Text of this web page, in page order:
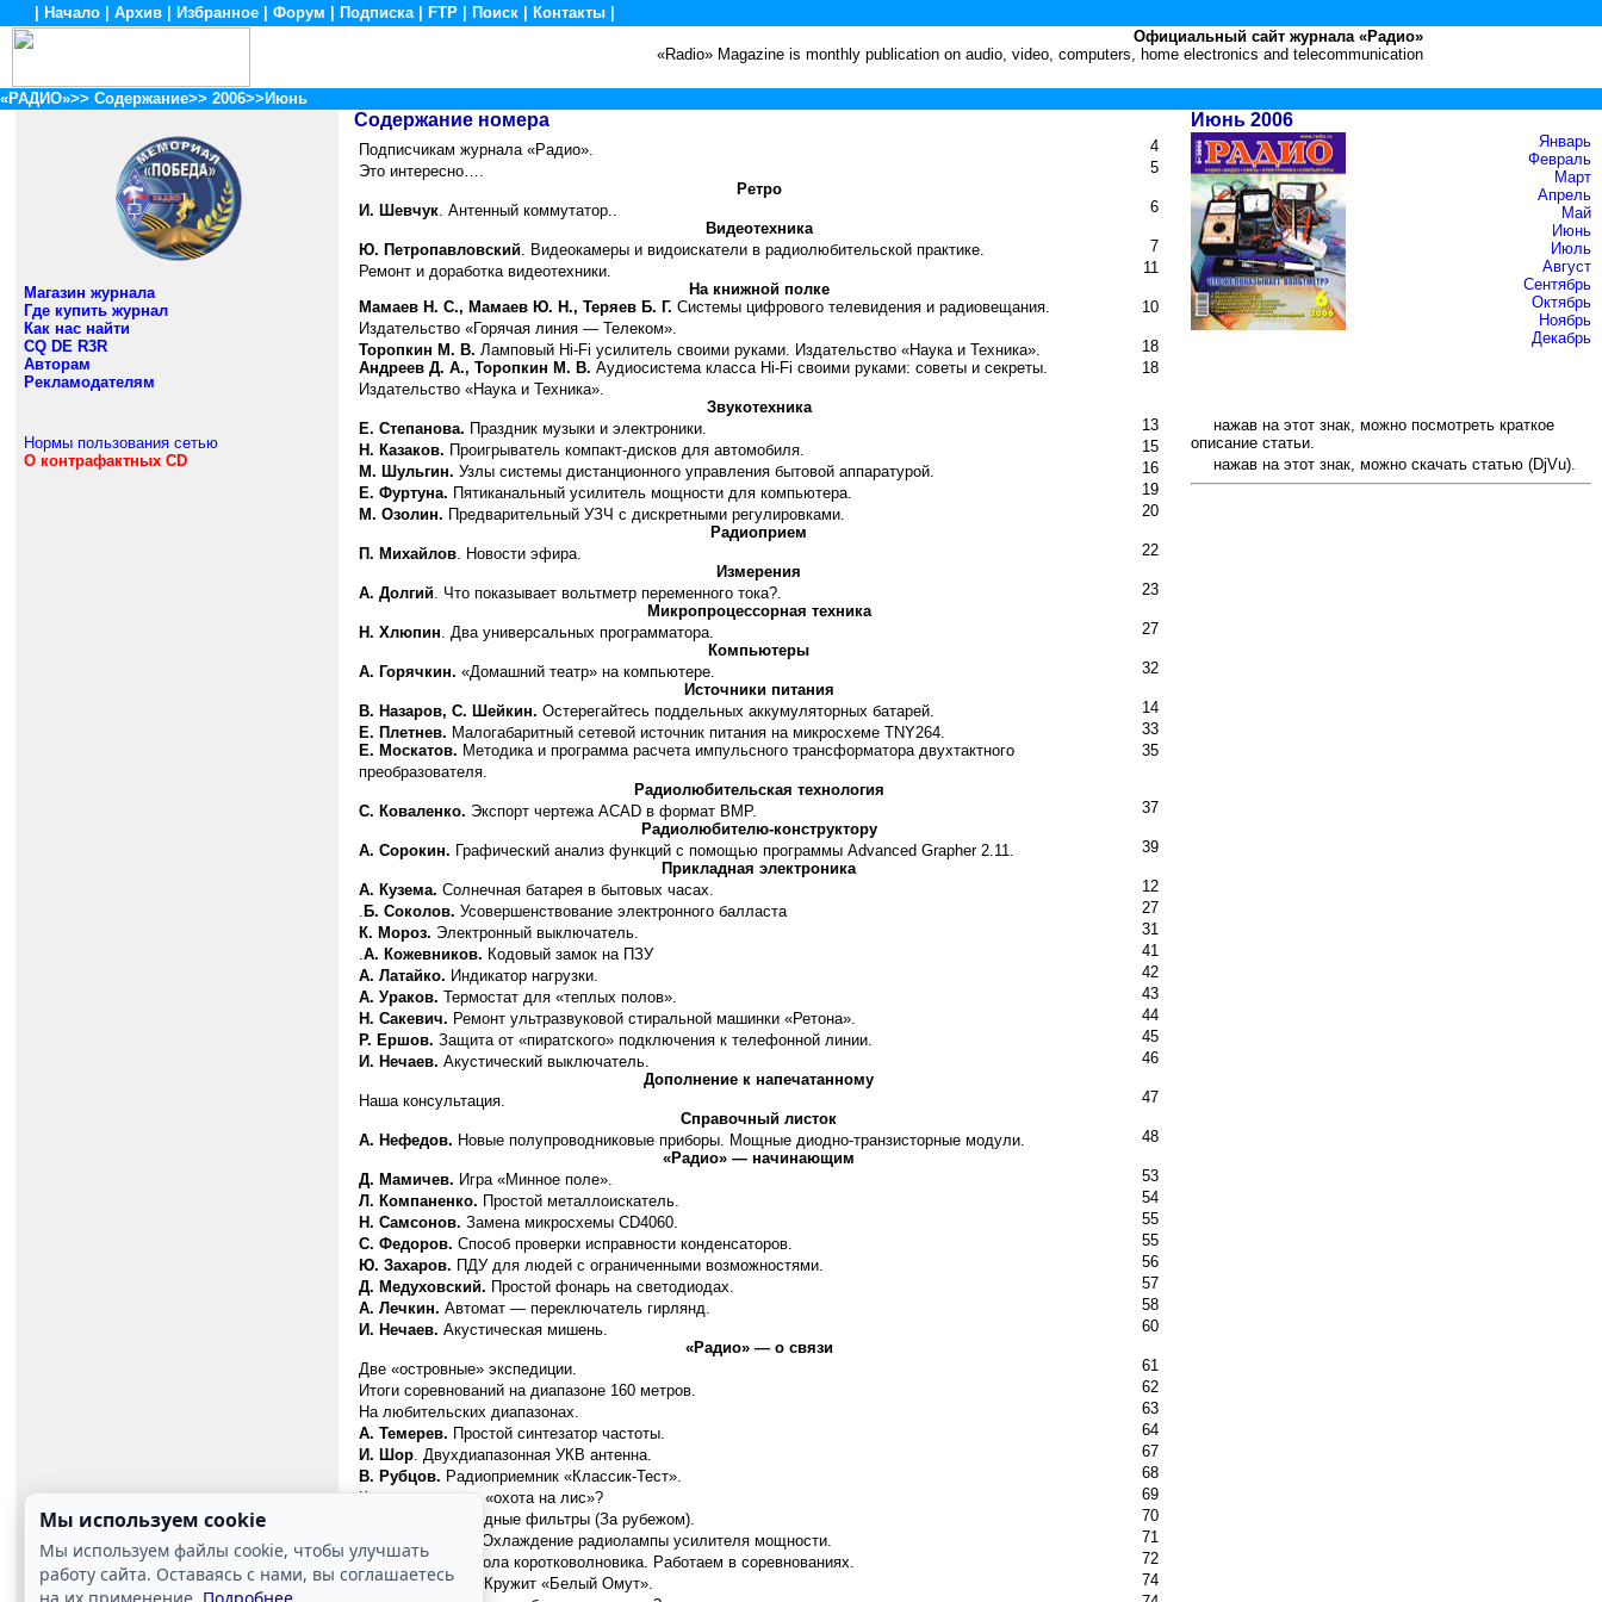
Мы используем cookie
Мы используем файлы cookie, чтобы улучшать
работу сайта. Оставаясь с нами, вы соглашаетесь
Начало Архив Избранное Форум Подписка| FTP Поиск Контакты
Официальный сайт журнала «Радио»
«Radio» Magazine is monthly publication on audio, video, computers, home electronics and telecommunication
«РАДИО»>> Содержание>> 2006>>Июнь
Магазин журнала
Где купить журнал
Как нас найти
CQ DE R3R
Авторам
Рекламодателям
Нормы пользования сетью
О контрафактных CD
Содержание номера
Подписчикам журнала «Радио».
4
Это интересно….
5
Ретро
И. Шевчук. Антенный коммутатор..
6
Видеотехника
Ю. Петропавловский. Видеокамеры и видоискатели в радиолюбительской практике.
7
Ремонт и доработка видеотехники.
11
На книжной полке
Мамаев Н. С., Мамаев Ю. Н., Теряев Б. Г. Системы цифрового телевидения и радиовещания.
Издательство «Горячая линия — Телеком».
10
Торопкин М. В. Ламповый Hi-Fi усилитель своими руками. Издательство «Наука и Техника».
18
Андреев Д. А., Торопкин М. В. Аудиосистема класса Hi-Fi своими руками: советы и секреты.
Издательство «Наука и Техника».
18
Звукотехника
Е. Степанова. Праздник музыки и электроники.
13
Н. Казаков. Проигрыватель компакт-дисков для автомобиля.
15
М. Шульгин. Узлы системы дистанционного управления бытовой аппаратурой.
16
Е. Фуртуна. Пятиканальный усилитель мощности для компьютера.
19
М. Озолин. Предварительный УЗЧ с дискретными регулировками.
20
Радиоприем
П. Михайлов. Новости эфира.
22
Измерения
А. Долгий. Что показывает вольтметр переменного тока?.
23
Микропроцессорная техника
Н. Хлюпин. Два универсальных программатора.
27
Компьютеры
А. Горячкин. «Домашний театр» на компьютере.
32
Источники питания
В. Назаров, С. Шейкин. Остерегайтесь поддельных аккумуляторных батарей.
14
Е. Плетнев. Малогабаритный сетевой источник питания на микросхеме TNY264.
33
Е. Москатов. Методика и программа расчета импульсного трансформатора двухтактного
преобразователя.
35
Радиолюбительская технология
С. Коваленко. Экспорт чертежа АСАD в формат BMP.
37
Радиолюбителю-конструктору
А. Сорокин. Графический анализ функций с помощью программы Advanced Grapher 2.11.
39
Прикладная электроника
А. Кузема. Солнечная батарея в бытовых часах.
12
. Б. Соколов. Усовершенствование электронного балласта
27
К. Мороз. Электронный выключатель.
31
.А. Кожевников. Кодовый замок на ПЗУ
41
А. Латайко. Индикатор нагрузки.
42
А. Ураков. Термостат для «теплых полов».
43
Н. Сакевич. Ремонт ультразвуковой стиральной машинки «Ретона».
44
Р. Ершов. Защита от «пиратского» подключения к телефонной линии.
45
И. Нечаев. Акустический выключатель.
46
Дополнение к напечатанному
Наша консультация.
47
Справочный листок
А. Нефедов. Новые полупроводниковые приборы. Мощные диодно-транзисторные модули.
48
«Радио» — начинающим
Д. Мамичев. Игра «Минное поле».
53
Л. Компаненко. Простой металлоискатель.
54
Н. Самсонов. Замена микросхемы CD4060.
55
С. Федоров. Способ проверки исправности конденсаторов.
55
Ю. Захаров. ПДУ для людей с ограниченными возможностями.
56
Д. Медуховский. Простой фонарь на светодиодах.
57
А. Лечкин. Автомат — переключатель гирлянд.
58
И. Нечаев. Акустическая мишень.
60
«Радио» — о связи
Две «островные» экспедиции.
61
Итоги соревнований на диапазоне 160 метров.
62
На любительских диапазонах.
63
А. Темерев. Простой синтезатор частоты.
64
И. Шор. Двухдиапазонная УКВ антенна.
67
В. Рубцов. Радиоприемник «Классик-Тест».
68
Когда появилась «охота на лис»?
69
Диапазонные входные фильтры (За рубежом).
70
Охлаждение радиолампы усилителя мощности.
71
Б. Степанов.
Школа коротковолновика. Работаем в соревнованиях.
72
Н. Евстигнеева.
Кружит «Белый Омут».
74
Июнь 2006
Январь
Февраль
Март
Апрель
Май
Июнь
Июль
Август
Сентябрь
Октябрь
Ноябрь
Декабрь
нажав на этот знак, можно посмотреть краткое
описание статьи.
нажав на этот знак, можно скачать статью (DjVu).